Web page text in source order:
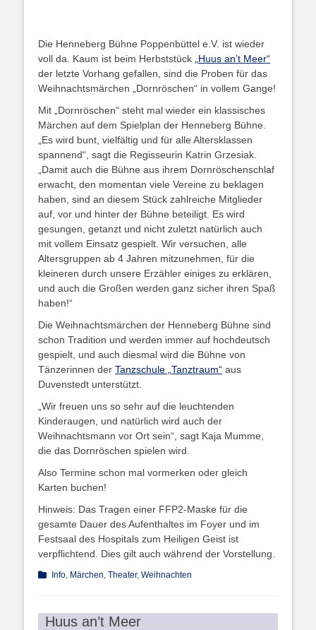
Die Henneberg Bühne Poppenbüttel e.V. ist wieder
voll da. Kaum ist beim Herbststück
„Huus an’t Meer“
der letzte Vorhang gefallen, sind die Proben für das
Weihnachtsmärchen „Dornröschen“ in vollem Gange!
Mit „Dornröschen“ steht mal wieder ein klassisches
Märchen auf dem Spielplan der Henneberg Bühne.
„Es wird bunt, vielfältig und für alle Altersklassen
spannend“, sagt die Regisseurin Katrin Grzesiak.
„Damit auch die Bühne aus ihrem Dornröschenschlaf
erwacht, den momentan viele Vereine zu beklagen
haben, sind an diesem Stück zahlreiche Mitglieder
auf, vor und hinter der Bühne beteiligt. Es wird
gesungen, getanzt und nicht zuletzt natürlich auch
mit vollem Einsatz gespielt. Wir versuchen, alle
Altersgruppen ab 4 Jahren mitzunehmen, für die
kleineren durch unsere Erzähler einiges zu erklären,
und auch die Großen werden ganz sicher ihren Spaß
haben!“
Die Weihnachtsmärchen der Henneberg Bühne sind
schon Tradition und werden immer auf hochdeutsch
gespielt, und auch diesmal wird die Bühne von
Tänzerinnen der Tanzschule „Tanztraum“ aus
Duvenstedt unterstützt.
„Wir freuen uns so sehr auf die leuchtenden
Kinderaugen, und natürlich wird auch der
Weihnachtsmann vor Ort sein“, sagt Kaja Mumme,
die das Dornröschen spielen wird.
Also Termine schon mal vormerken oder gleich
Karten buchen!
Hinweis: Das Tragen einer FFP2-Maske für die
gesamte Dauer des Aufenthaltes im Foyer und im
Festsaal des Hospitals zum Heiligen Geist ist
verpflichtend. Dies gilt auch während der Vorstellung.
Kategorien
Info, Märchen, Theater, Weihnachten
Huus an’t Meer